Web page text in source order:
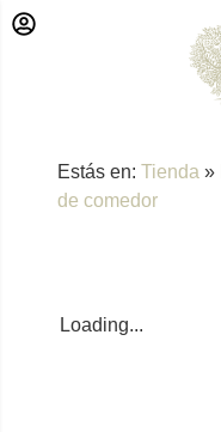
Estás en: Tienda »
de comedor
Loading...